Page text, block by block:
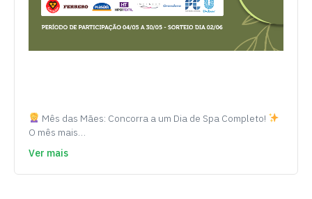
Mês das Mães: Concorra a um Dia de Spa Completo!
O mês mais…
Ver mais